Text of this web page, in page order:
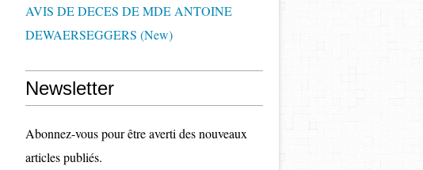
AVIS DE DECES DE MDE ANTOINE
DEWAERSEGGERS (New)
Newsletter
Abonnez-vous pour être averti des nouveaux
articles publiés.